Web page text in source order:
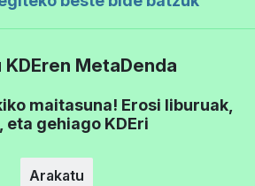
MetaDenda
maitasuna! Erosi liburuak,
eta gehiago KDEri
Arakatu